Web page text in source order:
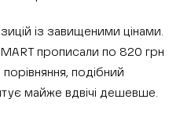
із завищеними цінами.
прописали по 820 грн
подібний
майже вдвічі дешевше.